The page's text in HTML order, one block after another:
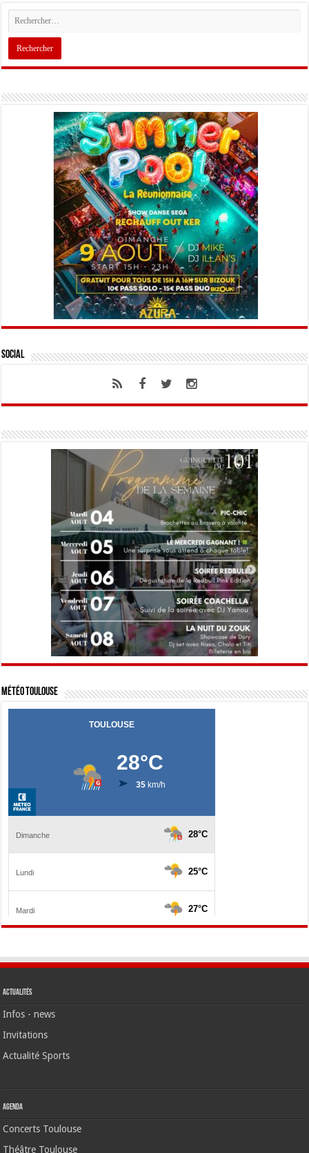
Social
Météo Toulouse
Actualités
Infos - news
Invitations
Actualité Sports
Agenda
Concerts Toulouse
Théâtre Toulouse